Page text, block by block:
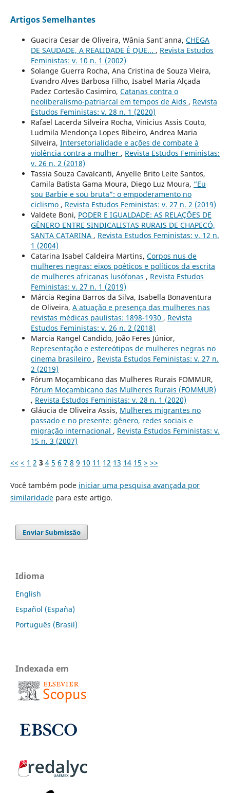
Artigos Semelhantes
Guacira Cesar de Oliveira, Wânia Sant'anna, CHEGA
DE SAUDADE, A REALIDADE É QUE... , Revista Estudos
Feministas: v. 10 n. 1 (2002)
Solange Guerra Rocha, Ana Cristina de Souza Vieira,
Evandro Alves Barbosa Filho, Isabel Maria Alçada
Padez Cortesão Casimiro, Catanas contra o
neoliberalismo-patriarcal em tempos de Aids , Revista
Estudos Feministas: v. 28 n. 1 (2020)
Rafael Lacerda Silveira Rocha, Vinicius Assis Couto,
Ludmila Mendonça Lopes Ribeiro, Andrea Maria
Silveira, Intersetorialidade e ações de combate à
violência contra a mulher , Revista Estudos Feministas:
v. 26 n. 2 (2018)
Tassia Souza Cavalcanti, Anyelle Brito Leite Santos,
Camila Batista Gama Moura, Diego Luz Moura, “Eu
sou Barbie e sou bruta”: o empoderamento no
ciclismo , Revista Estudos Feministas: v. 27 n. 2 (2019)
Valdete Boni, PODER E IGUALDADE: AS RELAÇÕES DE
GÊNERO ENTRE SINDICALISTAS RURAIS DE CHAPECÓ,
SANTA CATARINA , Revista Estudos Feministas: v. 12 n.
1 (2004)
Catarina Isabel Caldeira Martins, Corpos nus de
mulheres negras: eixos poéticos e políticos da escrita
de mulheres africanas lusófonas , Revista Estudos
Feministas: v. 27 n. 1 (2019)
Márcia Regina Barros da Silva, Isabella Bonaventura
de Oliveira, A atuação e presença das mulheres nas
revistas médicas paulistas: 1898-1930 , Revista
Estudos Feministas: v. 26 n. 2 (2018)
Marcia Rangel Candido, João Feres Júnior,
Representação e estereótipos de mulheres negras no
cinema brasileiro , Revista Estudos Feministas: v. 27 n.
2 (2019)
Fórum Moçambicano das Mulheres Rurais FOMMUR,
Fórum Moçambicano das Mulheres Rurais (FOMMUR)
, Revista Estudos Feministas: v. 28 n. 1 (2020)
Gláucia de Oliveira Assis, Mulheres migrantes no
passado e no presente: gênero, redes sociais e
migração internacional , Revista Estudos Feministas: v.
15 n. 3 (2007)
<< < 1 2 3 4 5 6 7 8 9 10 11 12 13 14 15 > >>
Você também pode iniciar uma pesquisa avançada por
similaridadepara este artigo.
Enviar Submissão
Idioma
English
Español (España)
Português (Brasil)
Indexada em